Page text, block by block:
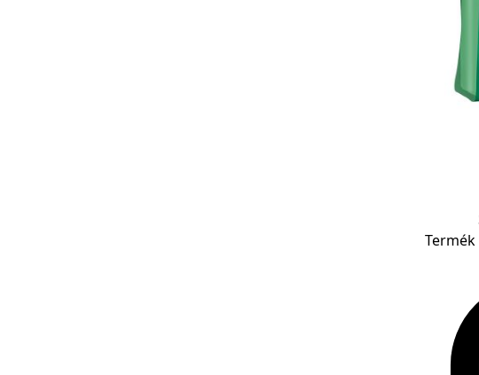
Termék